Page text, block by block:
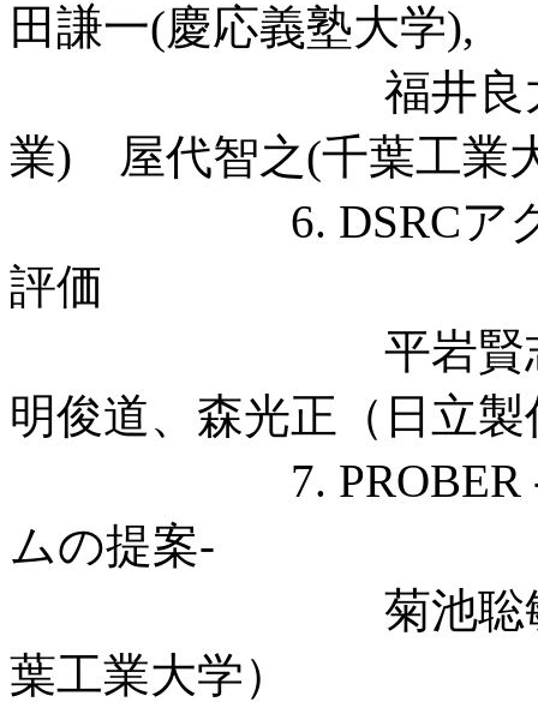
田謙一(慶応義塾大学),
福井良太郎(慶
業) 屋代智之(千葉工業
6. DSRCアクセ
評価
平岩賢志、坂本
明俊道、森光正（日立
7. PROBER -歩行
ムの提案-
菊池聡敏、八木
葉工業大学）